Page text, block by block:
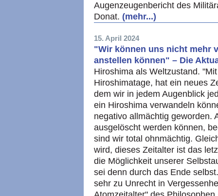
Augenzeugenbericht des
Donat. (mehr...)
15. April 2024
"Wir können uns nicht mehr
anstellen können" – Die
Hiroshima als Weltzustand.
Hiroshimatage, hat ein neues
dem wir in jedem Augenblick
ein Hiroshima verwandeln
negativo allmächtig geworden.
ausgelöscht werden können,
sind wir total ohnmächtig.
wird, dieses Zeitalter ist das
die Möglichkeit unserer
sei denn durch das Ende
sehr zu Unrecht in